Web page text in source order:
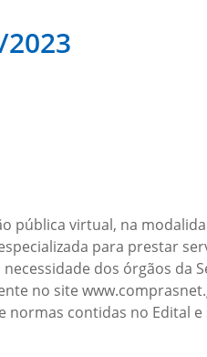
2023
pública virtual, na
para prestar
dos órgãos da
no site
contidas no Edital